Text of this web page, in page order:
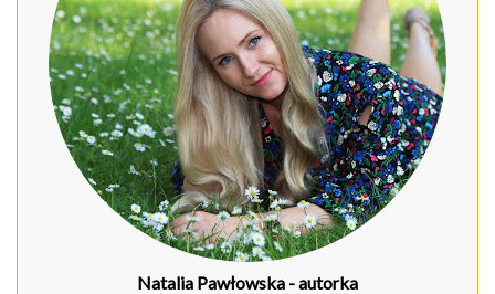
Natalia Pawłowska - autorka